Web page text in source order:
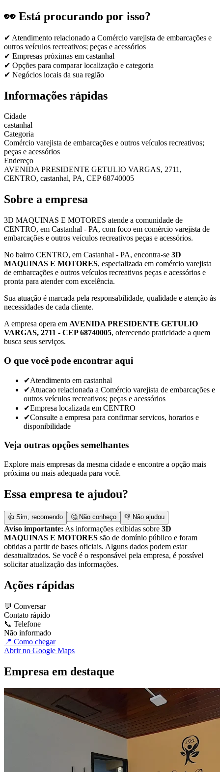
👀 Está procurando por isso?
✔ Atendimento relacionado a Comércio varejista de embarcações e
outros veículos recreativos; peças e acessórios
✔ Empresas próximas em castanhal
✔ Opções para comparar localização e categoria
✔ Negócios locais da sua região
Informações rápidas
Cidade
castanhal
Categoria
Comércio varejista de embarcações e outros veículos recreativos;
peças e acessórios
Endereço
AVENIDA PRESIDENTE GETULIO VARGAS, 2711,
CENTRO, castanhal, PA, CEP 68740005
Sobre a empresa
3D MAQUINAS E MOTORES atende a comunidade de
CENTRO, em Castanhal - PA, com foco em comércio varejista de
embarcações e outros veículos recreativos peças e acessórios.
No bairro CENTRO, em Castanhal - PA, encontra-se 3D
MAQUINAS E MOTORES, especializada em comércio varejista
de embarcações e outros veículos recreativos peças e acessórios e
pronta para atender com excelência.
Sua atuação é marcada pela responsabilidade, qualidade e atenção às
necessidades de cada cliente.
A empresa opera em AVENIDA PRESIDENTE GETULIO
VARGAS, 2711 - CEP 68740005, oferecendo praticidade a quem
busca seus serviços.
O que você pode encontrar aqui
✔Atendimento em castanhal
✔Atuacao relacionada a Comércio varejista de embarcações e
outros veículos recreativos; peças e acessórios
✔Empresa localizada em CENTRO
✔Consulte a empresa para confirmar servicos, horarios e
disponibilidade
Veja outras opções semelhantes
Explore mais empresas da mesma cidade e encontre a opção mais
próxima ou mais adequada para você.
Essa empresa te ajudou?
👍 Sim, recomendo 🤔 Não conheço 👎 Não ajudou
Aviso importante: As informações exibidas sobre 3D
MAQUINAS E MOTORES são de domínio público e foram
obtidas a partir de bases oficiais. Alguns dados podem estar
desatualizados. Se você é o responsável pela empresa, é possível
solicitar atualização das informações.
Ações rápidas
💬 Conversar
Contato rápido
📞 Telefone
Não informado
📍 Como chegar
Abrir no Google Maps
Empresa em destaque